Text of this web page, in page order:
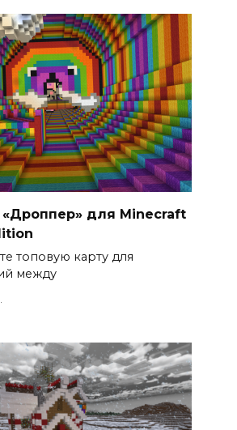
«Дроппер» для Minecraft
топовую карту для
между